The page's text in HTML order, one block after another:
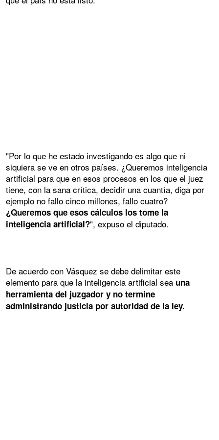
"Por lo que he estado investigando es algo que ni
siquiera se ve en otros países. ¿Queremos inteligencia
artificial para que en esos procesos en los que el juez
tiene, con la sana crítica, decidir una cuantía, diga por
ejemplo no fallo cinco millones, fallo cuatro?
¿Queremos que esos cálculos los tome la
inteligencia artificial?", expuso el diputado.
De acuerdo con Vásquez se debe delimitar este
elemento para que la inteligencia artificial sea una
herramienta del juzgador y no termine
administrando justicia por autoridad de la ley.